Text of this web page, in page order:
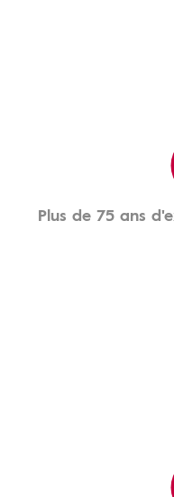
Plus de 75 ans